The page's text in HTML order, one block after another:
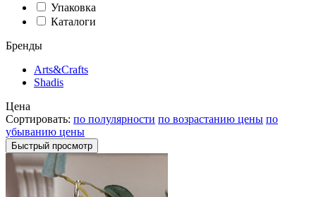
Упаковка
Каталоги
Бренды
Arts&Crafts
Shadis
Цена
Сортировать: по полулярности по возрастанию цены по
убыванию цены
Быстрый просмотр